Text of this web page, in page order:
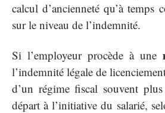
calcul d’ancienneté qu’à temps
sur le niveau de l’indemnité.
Si l’employeur procède à une
l’indemnité légale de
d’un régime fiscal souvent
départ à l’initiative du salarié,